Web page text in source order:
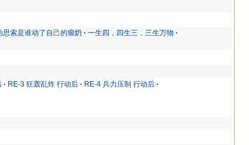
思索是谁动了自己的瘤奶
一生四，四生三，三生万物
RE-3 狂轰乱炸 行动后
RE-4 兵力压制 行动后